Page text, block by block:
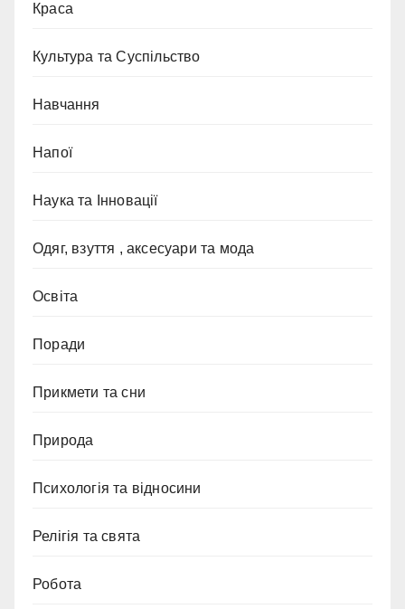
Краса
Культура та Суспільство
Навчання
Напої
Наука та Інновації
Одяг, взуття , аксесуари та мода
Освіта
Поради
Прикмети та сни
Природа
Психологія та відносини
Релігія та свята
Робота